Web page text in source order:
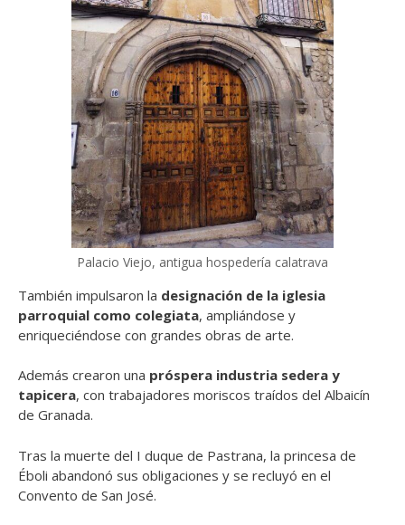
Palacio Viejo, antigua hospedería calatrava
También impulsaron la designación de la iglesia
parroquial como colegiata, ampliándose y
enriqueciéndose con grandes obras de arte.
Además crearon una próspera industria sedera y
tapicera, con trabajadores moriscos traídos del Albaicín
de Granada.
Tras la muerte del I duque de Pastrana, la princesa de
Éboli abandonó sus obligaciones y se recluyó en el
Convento de San José.